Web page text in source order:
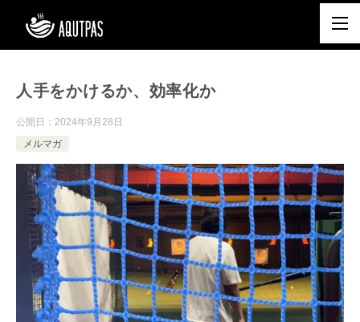
人手をかけるか、効率化か
公開日： 2024年9月28日
メルマガ